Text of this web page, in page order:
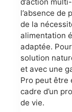
l’absence de
de la
alimentation
adaptée.
solution
et avec une
Pro peut être
cadre d’un
de vie.